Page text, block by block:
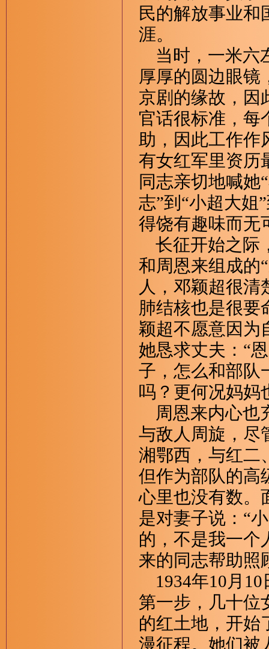
民的解放事业和
涯。
当时，一米六
厚厚的圆边眼镜
京剧的缘故，因
官话很标准，每
助，因此工作作
有女红军里资历
同志亲切地喊她
志”到“小超大姐
得饶有趣味而无
长征开始之际
和周恩来组成的
人，邓颖超很
肺结核也是很要
颖超不愿意因为
她恳求丈夫：“
子，怎么和部队
吗？更何况妈妈
周恩来内心也
与敌人周旋，尽
湘鄂西，与红二
但作为部队的高
心里也没有数。
是对妻子说：“
的，不是我一个
来的同志帮助照
1934年10月10
第一步，几十位
的红土地，开始
漫征程。她们被